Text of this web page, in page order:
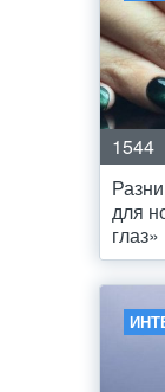
1544
для
глаз»